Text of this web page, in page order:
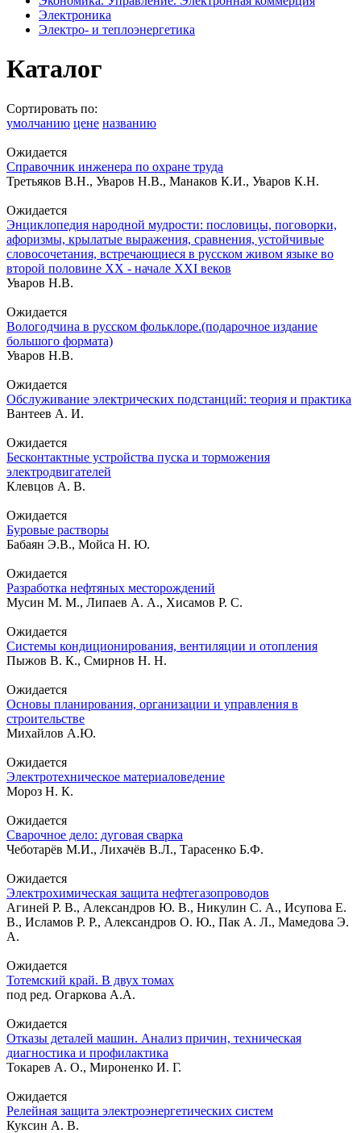
Электроника
Электро- и теплоэнергетика
Каталог
Сортировать по:
умолчанию цене названию
Ожидается
Справочник инженера по охране труда
Третьяков В.Н., Уваров Н.В., Манаков К.И., Уваров К.Н.
Ожидается
Энциклопедия народной мудрости: пословицы, поговорки,
афоризмы, крылатые выражения, сравнения, устойчивые
словосочетания, встречающиеся в русском живом языке во
второй половине XX - начале XXI веков
Уваров Н.В.
Ожидается
Вологодчина в русском фольклоре.(подарочное издание
большого формата)
Уваров Н.В.
Ожидается
Обслуживание электрических подстанций: теория и практика
Вантеев А. И.
Ожидается
Бесконтактные устройства пуска и торможения
электродвигателей
Клевцов А. В.
Ожидается
Буровые растворы
Бабаян Э.В., Мойса Н. Ю.
Ожидается
Разработка нефтяных месторождений
Мусин М. М., Липаев А. А., Хисамов Р. С.
Ожидается
Системы кондиционирования, вентиляции и отопления
Пыжов В. К., Смирнов Н. Н.
Ожидается
Основы планирования, организации и управления в
строительстве
Михайлов А.Ю.
Ожидается
Электротехническое материаловедение
Мороз Н. К.
Ожидается
Сварочное дело: дуговая сварка
Чеботарёв М.И., Лихачёв В.Л., Тарасенко Б.Ф.
Ожидается
Электрохимическая защита нефтегазопроводов
Агиней Р. В., Александров Ю. В., Никулин С. А., Исупова Е.
В., Исламов Р. Р., Александров О. Ю., Пак А. Л., Мамедова Э.
А.
Ожидается
Тотемский край. В двух томах
под ред. Огаркова А.А.
Ожидается
Отказы деталей машин. Анализ причин, техническая
диагностика и профилактика
Токарев А. О., Мироненко И. Г.
Ожидается
Релейная защита электроэнергетических систем
Куксин А. В.